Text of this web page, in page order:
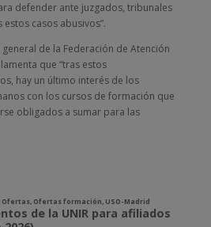
defender ante juzgados, tribunales
casos abusivos”.
de la Federación de Atención
que “tras estos
hay un último interés de los
con los cursos de formación que
obligados a sumar para las